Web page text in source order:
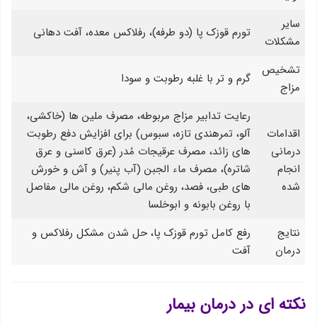
سایر
مشکلات
تورم قوزک پا (دو طرفه)، رفلاکس معده، آفت دهانی
تشخیص
مزاج
گرم و تر با غلبه رطوبت و سودا
اقدامات
درمانی
انجام
شده
رعایت تدابیر مزاج مربوطه، مصرف ملین ها (خاکشی،
آلو، تمرهندی تازه، سبوس) برای افزایش دفع رطوبت
های زائد، مصرف عرقیجات مُدر (عرق کاسنی و عرق
شاتره)، مصرف ماء الجبن (آب پنیر) و آش و خورش
های طبی، فصد، روغن مالی شکم، روغن مالی مفاصل
با روغن بابونه و ابوخلسا
نتایج
درمان
رفع کامل تورم قوزک پا، حل شدن مشکل رفلاکس و
آفت
نکته ای در درمان بیمار